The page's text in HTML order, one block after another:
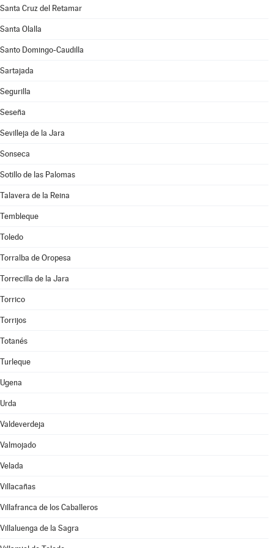
Santa Cruz del Retamar
Santa Olalla
Santo Domingo-Caudilla
Sartajada
Segurilla
Seseña
Sevilleja de la Jara
Sonseca
Sotillo de las Palomas
Talavera de la Reina
Tembleque
Toledo
Torralba de Oropesa
Torrecilla de la Jara
Torrico
Torrijos
Totanés
Turleque
Ugena
Urda
Valdeverdeja
Valmojado
Velada
Villacañas
Villafranca de los Caballeros
Villaluenga de la Sagra